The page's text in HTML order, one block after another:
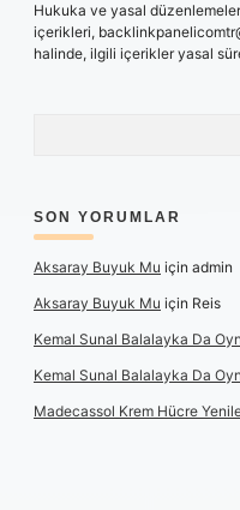
Hukuka ve yasal
içerikleri,
halinde, ilgili içerikler yasal
SON YORUMLAR
Aksaray Buyuk Mu için admin
Aksaray Buyuk Mu için Reis
Kemal Sunal Balalayka Da
Kemal Sunal Balalayka Da
Madecassol Krem Hücre